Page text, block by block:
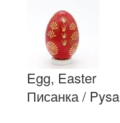
Egg, Easter
Писанка /